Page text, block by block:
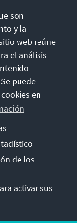
die wir
halten.
2026
son
y la
web reúne
el análisis
puede
en
de los
activar sus